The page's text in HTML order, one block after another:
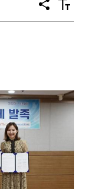
공
유
텍
스